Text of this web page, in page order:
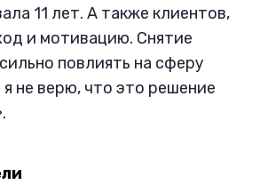
11 лет. А также клиентов,
и мотивацию. Снятие
повлиять на сферу
не верю, что это решение